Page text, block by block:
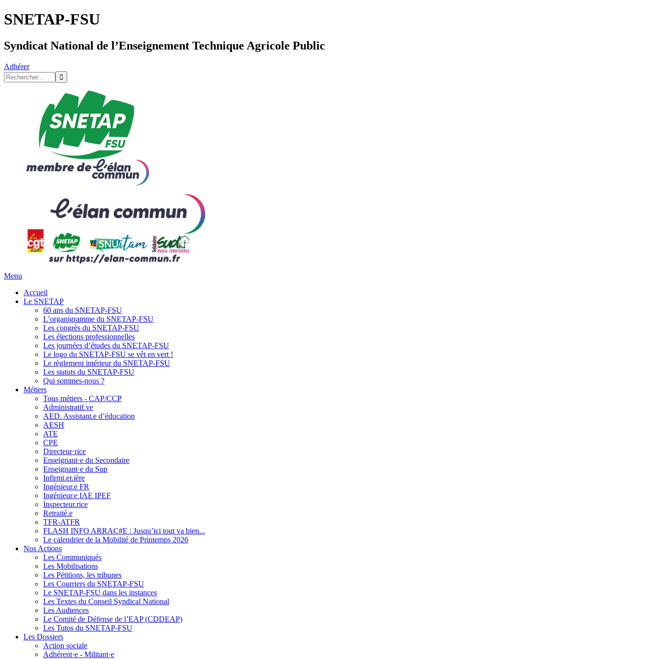
SNETAP-FSU
Syndicat National de l’Enseignement Technique Agricole Public
Adhérer
Menu
Accueil
Le SNETAP
60 ans du SNETAP-FSU
L’organigramme du SNETAP-FSU
Les congrès du SNETAP-FSU
Les élections professionnelles
Les journées d’études du SNETAP-FSU
Le logo du SNETAP-FSU se vêt en vert !
Le règlement intérieur du SNETAP-FSU
Les statuts du SNETAP-FSU
Qui sommes-nous ?
Métiers
Tous métiers - CAP/CCP
Administratif.ve
AED. Assistant.e d’éducation
AESH
ATE
CPE
Directeur·rice
Enseignant·e du Secondaire
Enseignant·e du Sup
Infirmi.er.ière
Ingénieur.e FR
Ingénieur.e IAE IPEF
Inspecteur.rice
Retraité.e
TFR-ATFR
FLASH INFO ARRAC#E : Jusqu’ici tout va bien...
Le calendrier de la Mobilité de Printemps 2026
Nos Actions
Les Communiqués
Les Mobilisations
Les Pétitions, les tribunes
Les Courriers du SNETAP-FSU
Le SNETAP-FSU dans les instances
Les Textes du Conseil Syndical National
Les Audiences
Le Comité de Défense de l’EAP (CDDEAP)
Les Tutos du SNETAP-FSU
Les Dossiers
Action sociale
Adhérent·e - Militant·e